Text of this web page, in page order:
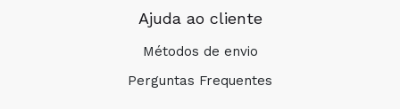
Ajuda ao cliente
Métodos de envio
Perguntas Frequentes